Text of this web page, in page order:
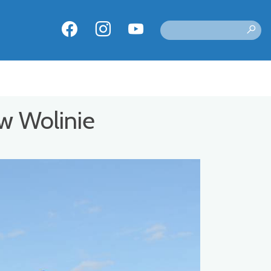
Wolinie